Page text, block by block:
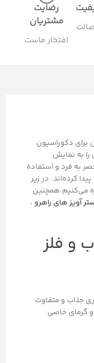
رضایت
مشتریان
افتخار ماست
برای دکوراسیون
به نمایش
به فرد و استفاده
کرده‌اند. در زیر
می‌کنیم:همچنین
آویز های راهرو ،
و فلز
جذاب و متفاوت
و گرمای خاصی